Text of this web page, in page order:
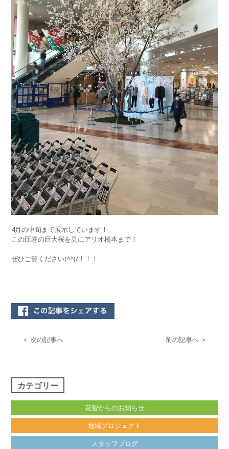
4月の中旬まで展示しています！
この圧巻の巨大桜を見にアリオ橋本まで！
ぜひご覧ください(^^)/！！！
＜ 次の記事へ 前の記事へ ＞
カテゴリー
花智からのお知らせ
地域プロジェクト
スタッフブログ